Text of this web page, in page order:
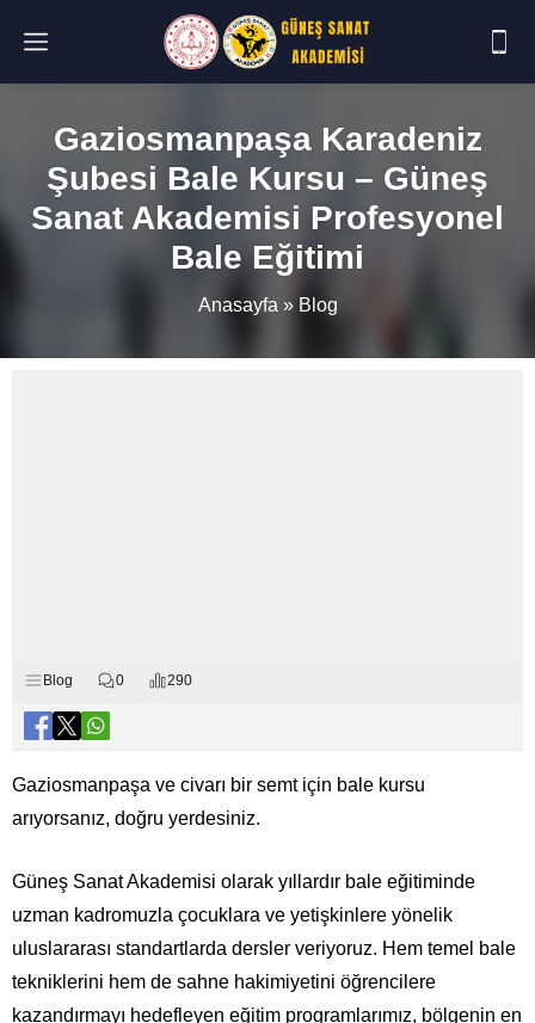
Gaziosmanpaşa Karadeniz
Şubesi Bale Kursu – Güneş
Sanat Akademisi Profesyonel
Bale Eğitimi
Anasayfa » Blog
Blog 0 290
Gaziosmanpaşa ve civarı bir semt için bale kursu
arıyorsanız, doğru yerdesiniz.
Güneş Sanat Akademisi olarak yıllardır bale eğitiminde
uzman kadromuzla çocuklara ve yetişkinlere yönelik
uluslararası standartlarda dersler veriyoruz. Hem temel bale
tekniklerini hem de sahne hakimiyetini öğrencilere
kazandırmayı hedefleyen eğitim programlarımız, bölgenin en